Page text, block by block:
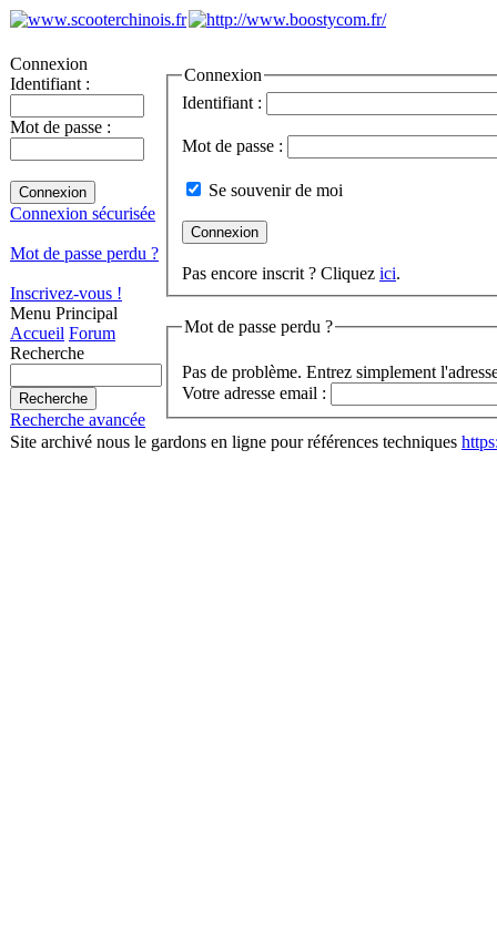
Connexion
Identifiant :
Mot de passe :
Connexion sécurisée
Mot de passe perdu ?
Inscrivez-vous !
Menu Principal
Accueil Forum
Recherche
Recherche avancée
Connexion
Identifiant :
Mot de passe :
Se souvenir de moi
Pas encore inscrit ? Cliquez ici.
Mot de passe perdu ?
Pas de problème. Entrez simplement
Votre adresse email :
Site archivé nous le gardons en ligne pour références techniques